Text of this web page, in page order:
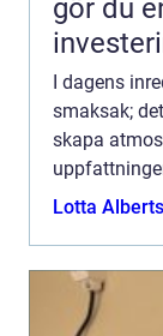
gör du
I dagens
smaksak;
skapa
välja rät...
Lotta